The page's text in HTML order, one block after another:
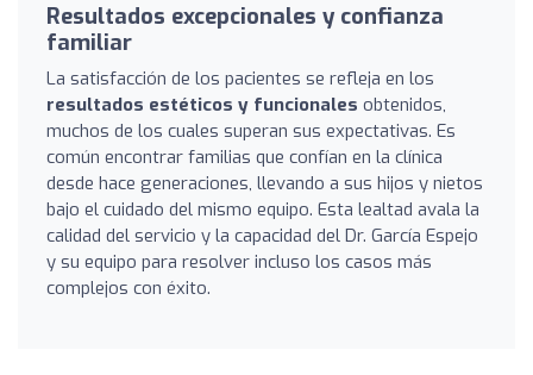
Resultados excepcionales y confianza
familiar
La satisfacción de los pacientes se refleja en los
resultados estéticos y funcionales obtenidos,
muchos de los cuales superan sus expectativas. Es
común encontrar familias que confían en la clínica
desde hace generaciones, llevando a sus hijos y nietos
bajo el cuidado del mismo equipo. Esta lealtad avala la
calidad del servicio y la capacidad del Dr. García Espejo
y su equipo para resolver incluso los casos más
complejos con éxito.